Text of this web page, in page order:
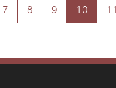
7 8 9 10